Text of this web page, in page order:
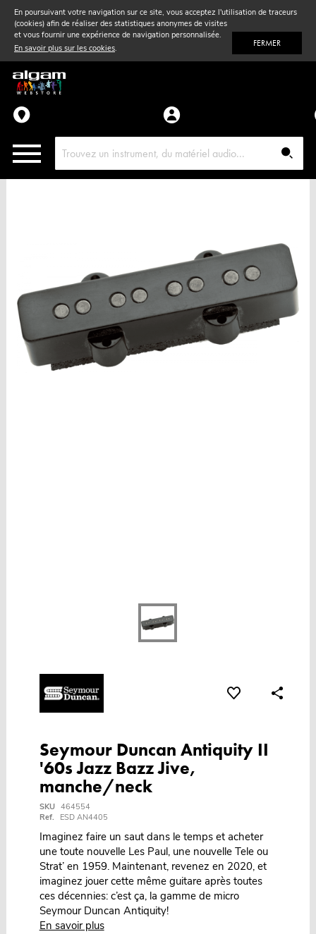
En poursuivant votre navigation sur ce site, vous acceptez l'utilisation de traceurs
(cookies) afin de réaliser des statistiques anonymes de visites
et vous fournir une expérience de navigation personnalisée.
En savoir plus sur les cookies. FERMER
Vent& Violon
Accessoires
Pièces détachées
Seymour Duncan Antiquity II
'60s Jazz Bazz Jive,
manche/neck
SKU 464554
Ref.
ESD AN4405
Imaginez faire un saut dans le temps et acheter
une toute nouvelle Les Paul, une nouvelle Tele ou
Strat’ en 1959. Maintenant, revenez en 2020, et
imaginez jouer cette même guitare après toutes
ces décennies: c’est ça, la gamme de micro
Seymour Duncan Antiquity!
En savoir plus